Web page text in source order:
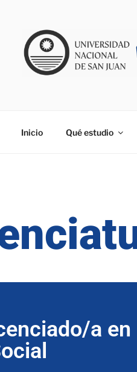
Inicio Qué estudio
a en